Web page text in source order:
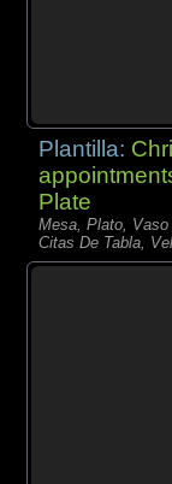
Plantilla:
Plate
Mesa, Plato,
Citas De Tabla,